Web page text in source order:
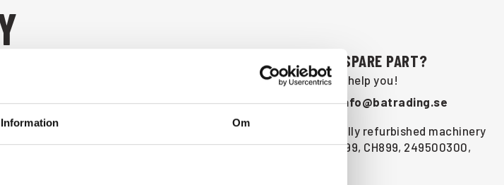
Information Om
ARE YOU MISSING A SPARE PART?
Contact us and we will help you!
+46 (0) 152-32500
info@batrading.se
to dumpers are available as new or used parts and carefully refurbished machinery
machines and these machinery parts like o-ring (13946899, CH899, 249500300,